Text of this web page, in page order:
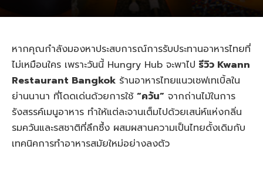
หากคุณกำลังมองหาประสบการณ์การรับประทานอาหารไทยที่
ไม่เหมือนใคร เพราะวันนี้ Hungry Hub จะพาไป รีวิว Kwann
Restaurant Bangkok ร้านอาหารไทยแนวเชฟเทเบิ้ลใน
ย่านนานา ที่โดดเด่นด้วยการใช้ “ควัน” จากถ่านไม้ในการ
รังสรรค์เมนูอาหาร ทำให้แต่ละจานเต็มไปด้วยเสน่ห์แห่งกลิ่น
รมควันและรสชาติที่ลึกซึ้ง ผสมผสานความเป็นไทยดั้งเดิมกับ
เทคนิคการทำอาหารสมัยใหม่อย่างลงตัว